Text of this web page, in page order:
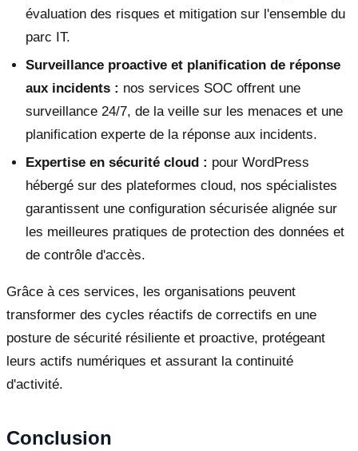
évaluation des risques et mitigation sur l'ensemble du
parc IT.
Surveillance proactive et planification de réponse
aux incidents : nos services SOC offrent une
surveillance 24/7, de la veille sur les menaces et une
planification experte de la réponse aux incidents.
Expertise en sécurité cloud : pour WordPress
hébergé sur des plateformes cloud, nos spécialistes
garantissent une configuration sécurisée alignée sur
les meilleures pratiques de protection des données et
de contrôle d'accès.
Grâce à ces services, les organisations peuvent
transformer des cycles réactifs de correctifs en une
posture de sécurité résiliente et proactive, protégeant
leurs actifs numériques et assurant la continuité
d'activité.
Conclusion